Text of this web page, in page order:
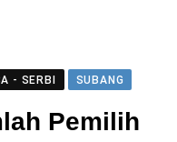
- SERBI SUBANG
Pemilih